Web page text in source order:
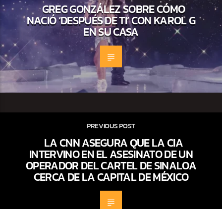
GREG GONZÁLEZ SOBRE CÓMO
NACIÓ ‘DESPUÉS DE TI’ CON KAROL G
EN SU CASA
PREVIOUS POST
LA CNN ASEGURA QUE LA CIA
INTERVINO EN EL ASESINATO DE UN
OPERADOR DEL CARTEL DE SINALOA
CERCA DE LA CAPITAL DE MÉXICO